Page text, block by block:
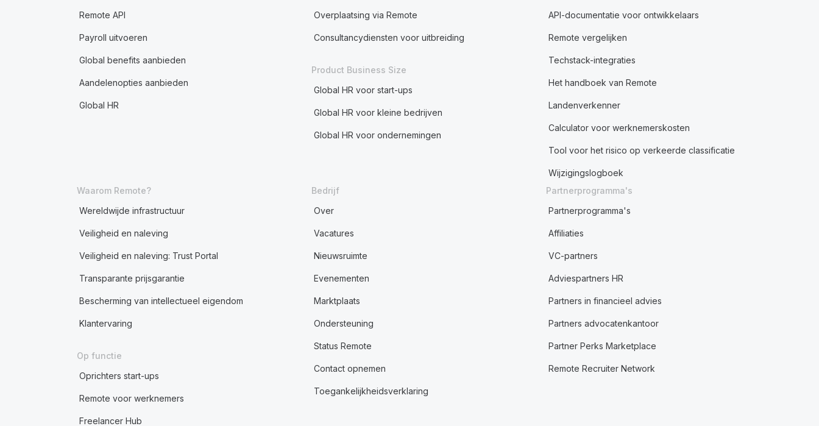
Remote API
Payroll uitvoeren
Global benefits aanbieden
Aandelenopties aanbieden
Global HR
Overplaatsing via Remote
Consultancydiensten voor uitbreiding
Product Business Size
Global HR voor start-ups
Global HR voor kleine bedrijven
Global HR voor ondernemingen
API-documentatie voor ontwikkelaars
Remote vergelijken
Techstack-integraties
Het handboek van Remote
Landenverkenner
Calculator voor werknemerskosten
Tool voor het risico op verkeerde classificatie
Wijzigingslogboek
Waarom Remote?
Wereldwijde infrastructuur
Veiligheid en naleving
Veiligheid en naleving: Trust Portal
Transparante prijsgarantie
Bescherming van intellectueel eigendom
Klantervaring
Op functie
Oprichters start-ups
Remote voor werknemers
Freelancer Hub
Bedrijf
Over
Vacatures
Nieuwsruimte
Evenementen
Marktplaats
Ondersteuning
Status Remote
Contact opnemen
Toegankelijkheidsverklaring
Partnerprogramma's
Partnerprogramma's
Affiliaties
VC-partners
Adviespartners HR
Partners in financieel advies
Partners advocatenkantoor
Partner Perks Marketplace
Remote Recruiter Network